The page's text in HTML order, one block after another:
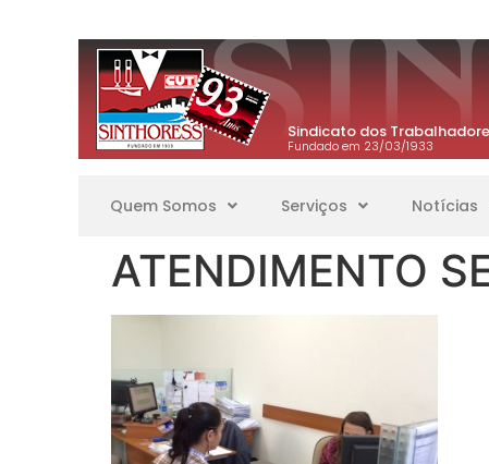
Sindicato dos
Fundado em 23/03/1933
Quem Somos Serviços Notícias
ATENDIMENTO